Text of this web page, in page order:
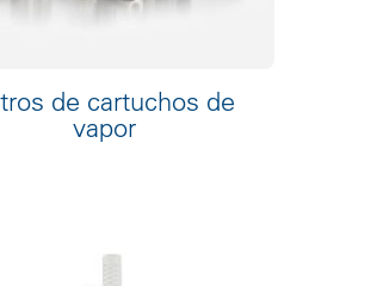
de cartuchos de
vapor